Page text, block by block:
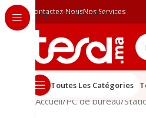
Skip to main content
Contactez-NousNos Services
Toutes Les Catégories
Accueil/PC de bureau/